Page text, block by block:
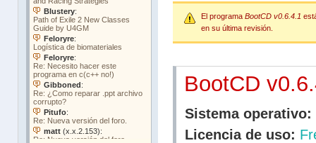
El programa BootCD v0.6.4.1
en su última revisión.
BootCD
Sistema operativo:
Licencia de uso: